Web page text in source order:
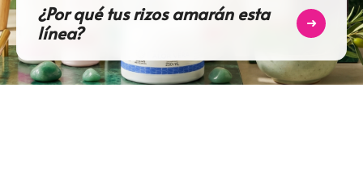
¿Por qué tus rizos amarán esta
línea?
➜